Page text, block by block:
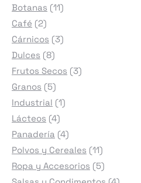
Botanas 1111
Café 22
productos
Cárnicos 33
Dulces 88
productos
Frutos Secos 33
Granos 55
productos
Industrial 11
Lácteos 44
productos
Panadería 44
productos
Polvos y Cereales 1111
productos
Ropa y Accesorios 55
productos
4